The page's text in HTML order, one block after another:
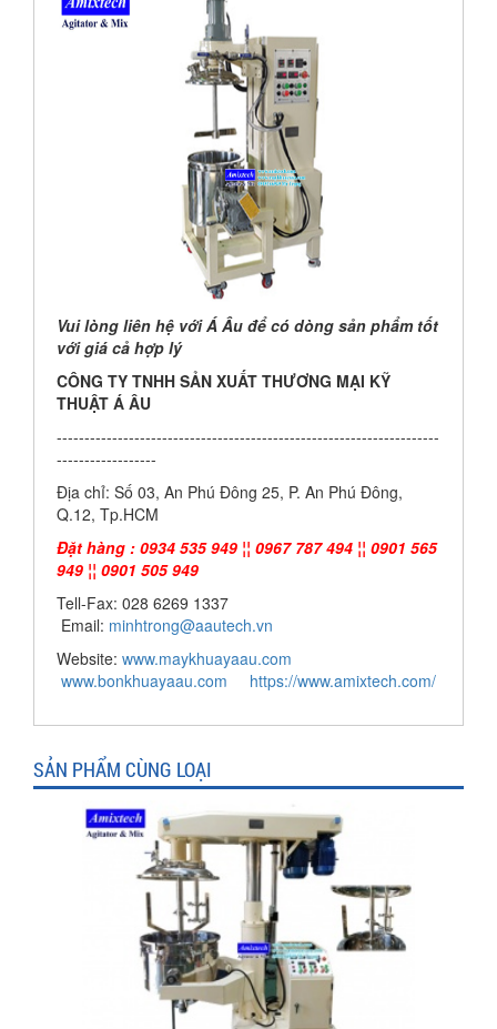
Vui lòng liên hệ với Á Âu để có dòng sản phẩm tốt
với giá cả hợp lý
CÔNG TY TNHH SẢN XUẤT THƯƠNG MẠI KỸ
THUẬT Á ÂU
---------------------------------------------------------------------
------------------
Địa chỉ: Số 03, An Phú Đông 25, P. An Phú Đông,
Q.12, Tp.HCM
Đặt hàng : 0934 535 949 ¦¦ 0967 787 494 ¦¦ 0901 565
949 ¦¦ 0901 505 949
Tell-Fax: 028 6269 1337
Email: minhtrong@aautech.vn
Website: www.maykhuayaau.com
www.bonkhuayaau.com
https://www.amixtech.com/
SẢN PHẨM CÙNG LOẠI